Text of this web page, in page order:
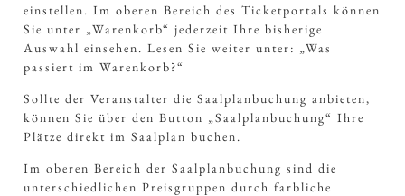
einstellen. Im oberen Bereich des Ticketportals können
Sie unter „Warenkorb“ jederzeit Ihre bisherige
Auswahl einsehen. Lesen Sie weiter unter: „Was
passiert im Warenkorb?“
Sollte der Veranstalter die Saalplanbuchung anbieten,
können Sie über den Button „Saalplanbuchung“ Ihre
Plätze direkt im Saalplan buchen.
Im oberen Bereich der Saalplanbuchung sind die
unterschiedlichen Preisgruppen durch farbliche